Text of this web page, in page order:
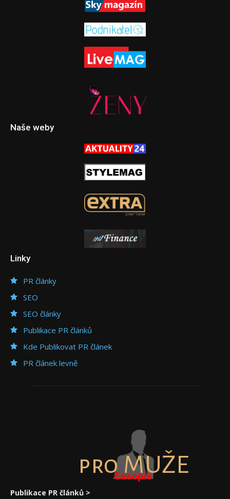
Naše weby
Linky
PR články
SEO
SEO články
Publikace PR článků
Kde Publikovat PR článek
PR článek levně
pro MUŽE
časopis
Publikace PR článků >